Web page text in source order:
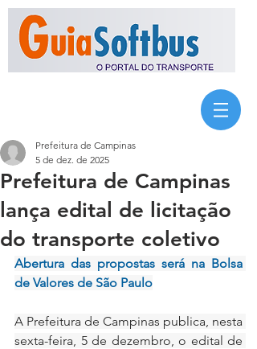
Prefeitura de Campinas
lança edital de licitação
do transporte coletivo
Prefeitura de Campinas
5 de dez. de 2025
Abertura das propostas será na Bolsa
de Valores de São Paulo
A Prefeitura de Campinas publica, nesta
sexta-feira, 5 de dezembro, o edital de